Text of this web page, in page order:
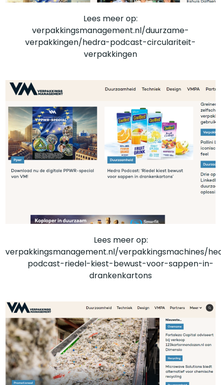
Lees meer op:
verpakkingsmanagement.nl/duurzame-
verpakkingen/hedra-podcast-circulariteit-
verpakkingen
Lees meer op:
verpakkingsmanagement.nl/verpakkingsmachines/
podcast-riedel-kiest-bewust-voor-sappen-in-
drankenkartons